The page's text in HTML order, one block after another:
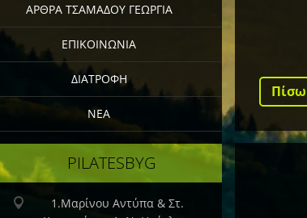
ΑΡΘΡΑ ΤΣΑΜΑΔΟΥ ΓΕΩΡΓΙΑ
ΕΠΙΚΟΙΝΩΝΙΑ
ΔΙΑΤΡΟΦΗ
ΝΕΑ
ΡILATESBYG
1.Μαρίνου Αντύπα & Στ.
Πίσω